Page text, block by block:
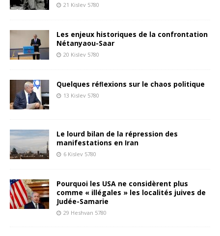
21 Kislev 5780
Les enjeux historiques de la confrontation
Nétanyaou-Saar
20 Kislev 5780
Quelques réﬂexions sur le chaos politique
13 Kislev 5780
Le lourd bilan de la répression des
manifestations en Iran
6 Kislev 5780
Pourquoi les USA ne considèrent plus
comme « illégales » les localités juives de
Judée-Samarie
29 Heshvan 5780